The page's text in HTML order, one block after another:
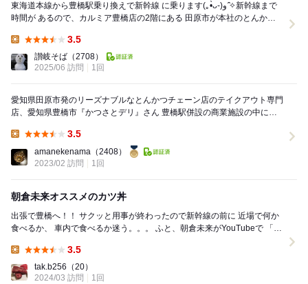
東海道本線から豊橋駅乗り換えで新幹線 に乗ります(｡•̀ᴗ-)و ̑̑✧新幹線まで
時間が あるので、カルミア豊橋店の2階にある 田原市が本社のとんかつ
3.5
讃岐そば （2708）
2025/06 訪問
1回
愛知県田原市発のリーズナブルなとんかつチェーン店のテイクアウト専門
店、愛知県豊橋市『かつさとデリ』さん 豊橋駅併設の商業施設の中にあ
3.5
amanekenama （2408）
2023/02 訪問
1回
朝倉未来オススメのカツ丼
出張で豊橋へ！！ サクッと用事が終わったので新幹線の前に 近場で何か
食べるか、 車内で食べるか迷う。。。 ふと、朝倉未来がYouTubeで 「豊
3.5
tak.b256 （20）
2024/03 訪問
1回